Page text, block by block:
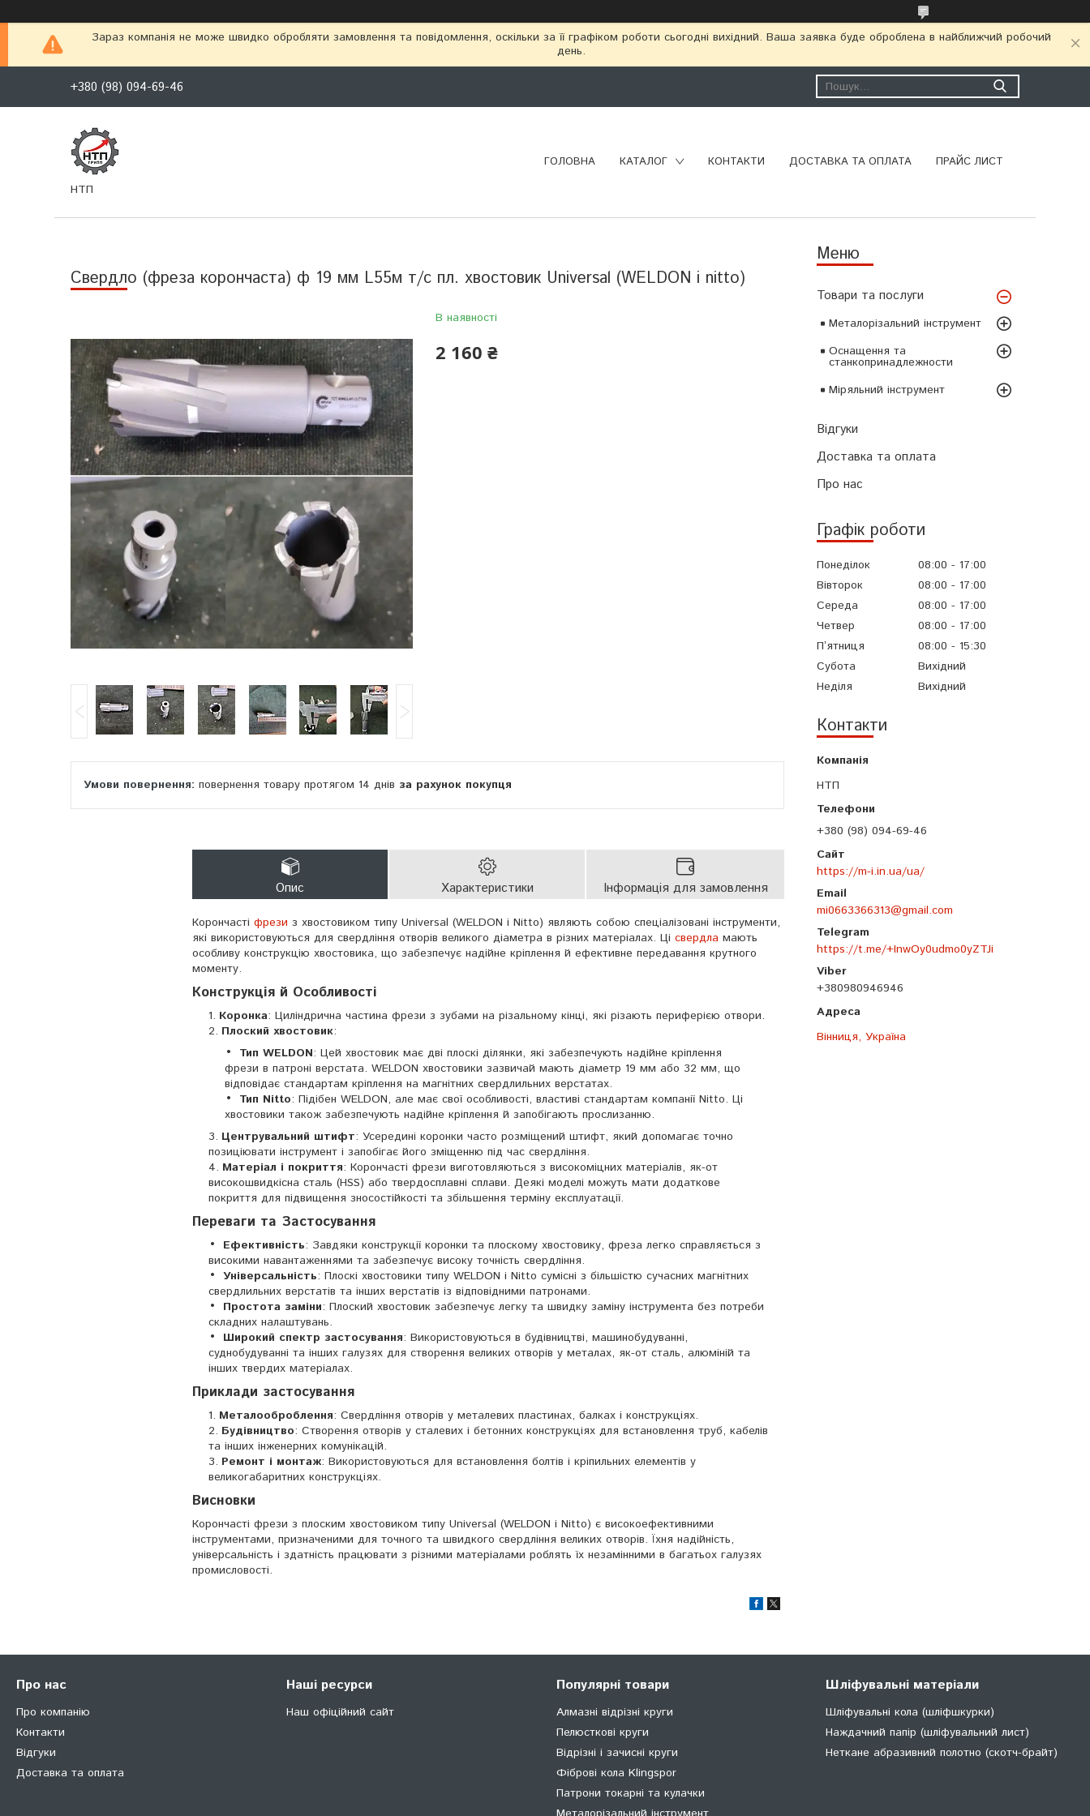
Зараз компанія не може швидко обробляти замовлення та повідомлення, оскільки за її графіком роботи сьогодні вихідний. Ваша заявка буде оброблена в найближчий робочий
день.
+380 (98) 094-69-46
НТП
ГОЛОВНА КАТАЛОГ КОНТАКТИ ДОСТАВКА ТА ОПЛАТА ПРАЙС ЛИСТ
Товари та послуги
Металорізальний інструмент
Оснащення та
станкопринадлежности
Міряльний інструмент
Відгуки
Доставка та оплата
Про нас
Графік роботи
Понеділок 08:00
17:00
Вівторок
08:00
17:00
Середа
08:00
17:00
Четвер
08:00
17:00
Пʼятниця
08:00
15:30
Субота
Вихідний
Неділя
Вихідний
Контакти
НТП
+380 (98) 094-69-46
https://m-i.in.ua/ua/
mi0663366313@gmail.com
https://t.me/+InwOy0udmo0yZTJi
+380980946946
Вінниця, Україна
Свердло (фреза корончаста) ф 19 мм L55м т/с пл. хвостовик Universal (WELDON і nitto)
В наявності
2 160 ₴
повернення товару протягом 14 днів за рахунок покупця
Опис Характеристики Інформація для замовлення
Корончасті фрези з хвостовиком типу Universal (WELDON і Nitto) являють собою спеціалізовані інструменти,
які використовуються для свердління отворів великого діаметра в різних матеріалах. Ці свердла мають
особливу конструкцію хвостовика, що забезпечує надійне кріплення й ефективне передавання крутного
моменту.
Конструкція й Особливості
Коронка: Циліндрична частина фрези з зубами на різальному кінці, які різають периферією отвори.
Плоский хвостовик:
Тип WELDON: Цей хвостовик має дві плоскі ділянки, які забезпечують надійне кріплення
фрези в патроні верстата. WELDON хвостовики зазвичай мають діаметр 19 мм або 32 мм, що
відповідає стандартам кріплення на магнітних свердлильних верстатах.
Тип Nitto: Підібен WELDON, але має свої особливості, властиві стандартам компанії Nitto. Ці
хвостовики також забезпечують надійне кріплення й запобігають прослизанню.
Центрувальний штифт: Усередині коронки часто розміщений штифт, який допомагає точно
позиціювати інструмент і запобігає його зміщенню під час свердління.
Матеріал і покриття: Корончасті фрези виготовляються з високоміцних матеріалів, як-от
високошвидкісна сталь (HSS) або твердосплавні сплави. Деякі моделі можуть мати додаткове
покриття для підвищення зносостійкості та збільшення терміну експлуатації.
Переваги та Застосування
Ефективність: Завдяки конструкції коронки та плоскому хвостовику, фреза легко справляється з
високими навантаженнями та забезпечує високу точність свердління.
Універсальність: Плоскі хвостовики типу WELDON і Nitto сумісні з більшістю сучасних магнітних
свердлильних верстатів та інших верстатів із відповідними патронами.
Простота заміни: Плоский хвостовик забезпечує легку та швидку заміну інструмента без потреби
складних налаштувань.
Широкий спектр застосування: Використовуються в будівництві, машинобудуванні,
суднобудуванні та інших галузях для створення великих отворів у металах, як-от сталь, алюміній та
інших твердих матеріалах.
Приклади застосування
Металооброблення: Свердління отворів у металевих пластинах, балках і конструкціях.
Будівництво: Створення отворів у сталевих і бетонних конструкціях для встановлення труб, кабелів
та інших інженерних комунікацій.
Ремонт і монтаж: Використовуються для встановлення болтів і кріпильних елементів у
великогабаритних конструкціях.
Висновки
Корончасті фрези з плоским хвостовиком типу Universal (WELDON і Nitto) є високоефективними
інструментами, призначеними для точного та швидкого свердління великих отворів. Їхня надійність,
універсальність і здатність працювати з різними матеріалами роблять їх незамінними в багатьох галузях
промисловості.
Про нас
Про компанію
Контакти
Відгуки
Доставка та оплата
Наші ресурси
Наш офіційний сайт
Популярні товари
Алмазні відрізні круги
Пелюсткові круги
Відрізні і зачисні круги
Фіброві кола Klingspor
Патрони токарні та кулачки
Шліфувальні матеріали
Шліфувальні кола (шліфшкурки)
Наждачний папір (шліфувальний лист)
Неткане абразивний полотно (скотч-брайт)